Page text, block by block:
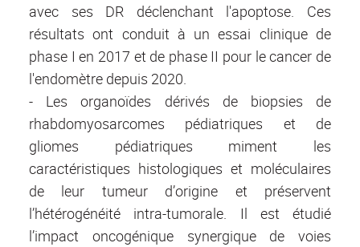
avec ses DR déclenchant l'apoptose. Ces
résultats ont conduit à un essai clinique de
phase I en 2017 et de phase II pour le cancer de
l'endomètre depuis 2020.
- Les organoïdes dérivés de biopsies de
rhabdomyosarcomes pédiatriques et de
gliomes pédiatriques miment les
caractéristiques histologiques et moléculaires
de leur tumeur d’origine et préservent
l’hétérogénéité intra-tumorale. Il est étudié
l’impact oncogénique synergique de voies